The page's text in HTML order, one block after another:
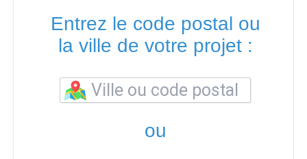
Entrez le code postal ou
la ville de votre projet :
ou